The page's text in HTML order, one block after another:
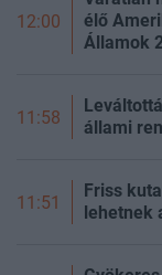
12:00
élő
Államok
11:58
állami
11:51
Friss
lehetnek